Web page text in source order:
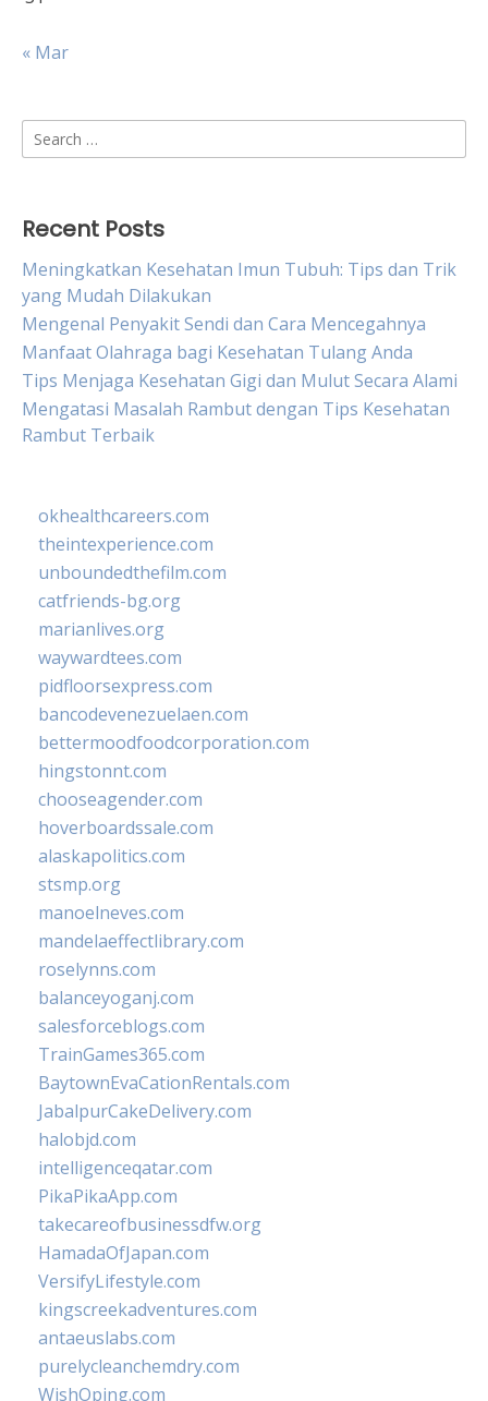
« Mar
Search
for:
Recent Posts
Meningkatkan Kesehatan Imun Tubuh: Tips dan Trik
yang Mudah Dilakukan
Mengenal Penyakit Sendi dan Cara Mencegahnya
Manfaat Olahraga bagi Kesehatan Tulang Anda
Tips Menjaga Kesehatan Gigi dan Mulut Secara Alami
Mengatasi Masalah Rambut dengan Tips Kesehatan
Rambut Terbaik
okhealthcareers.com
theintexperience.com
unboundedthefilm.com
catfriends-bg.org
marianlives.org
waywardtees.com
pidfloorsexpress.com
bancodevenezuelaen.com
bettermoodfoodcorporation.com
hingstonnt.com
chooseagender.com
hoverboardssale.com
alaskapolitics.com
stsmp.org
manoelneves.com
mandelaeffectlibrary.com
roselynns.com
balanceyoganj.com
salesforceblogs.com
TrainGames365.com
BaytownEvaCationRentals.com
JabalpurCakeDelivery.com
halobjd.com
intelligenceqatar.com
PikaPikaApp.com
takecareofbusinessdfw.org
HamadaOfJapan.com
VersifyLifestyle.com
kingscreekadventures.com
antaeuslabs.com
purelycleanchemdry.com
WishOping.com